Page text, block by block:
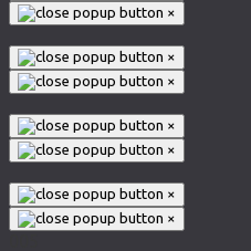
×
×
×
×
×
×
×